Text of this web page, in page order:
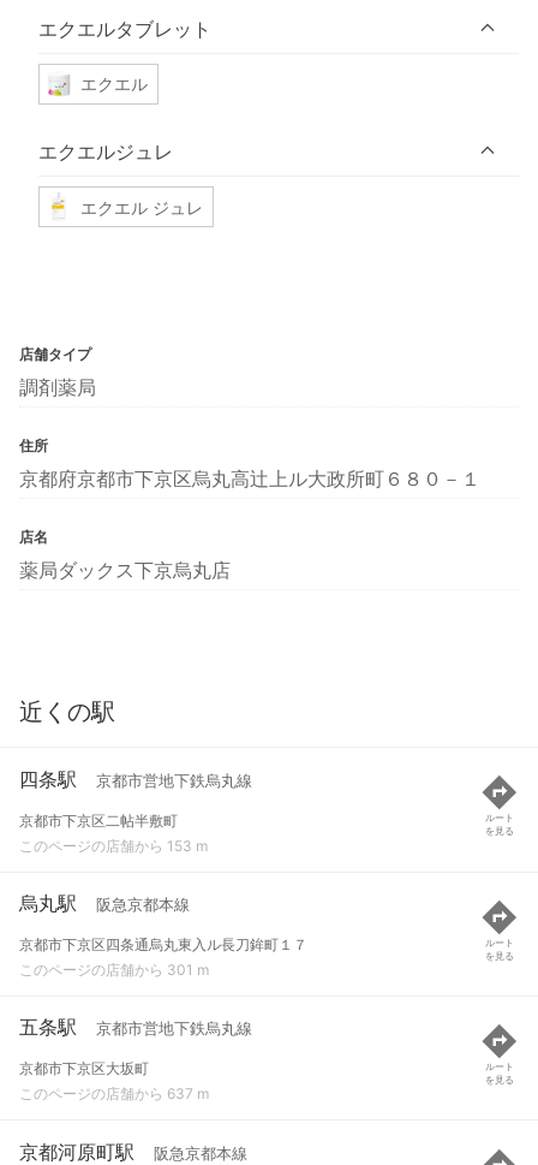
エクエルタブレット
エクエル
エクエルジュレ
エクエル ジュレ
店舗タイプ
調剤薬局
住所
京都府京都市下京区烏丸高辻上ル大政所町６８０－１
店名
薬局ダックス下京烏丸店
近くの駅
四条駅 京都市営地下鉄烏丸線
京都市下京区二帖半敷町
このページの店舗から 153 m
ルート
を見る
烏丸駅 阪急京都本線
京都市下京区四条通烏丸東入ル長刀鉾町１７
このページの店舗から 301 m
ルート
を見る
五条駅 京都市営地下鉄烏丸線
京都市下京区大坂町
このページの店舗から 637 m
ルート
を見る
京都河原町駅 阪急京都本線